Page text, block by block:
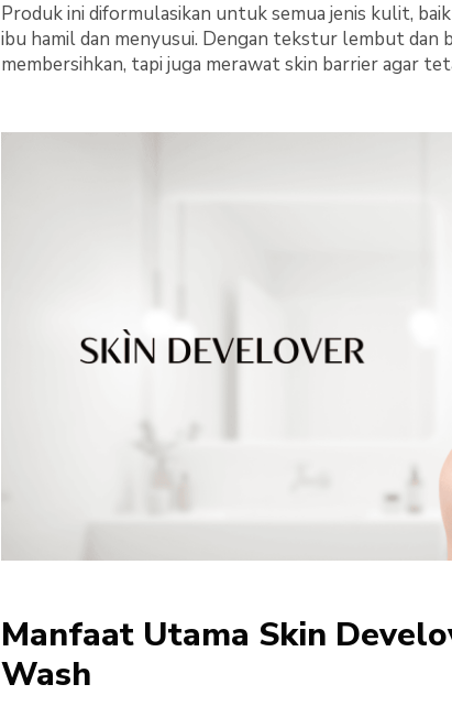
Produk ini diformulasikan untuk semua jenis kulit,
ibu hamil dan menyusui. Dengan tekstur lembut dan
membersihkan, tapi juga merawat skin barrier agar
Manfaat Utama Skin
Wash